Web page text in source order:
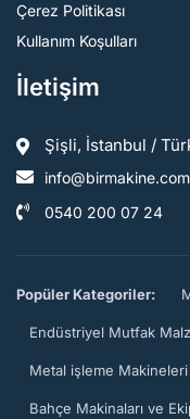
Çerez Politikası
Kullanım Koşulları
İletişim
Şişli, İstanbul /
info@birmakine.com
0540 200 07 24
Popüler Kategoriler:
Endüstriyel Mutfak
Metal işleme Makineleri
Bahçe Makinaları ve